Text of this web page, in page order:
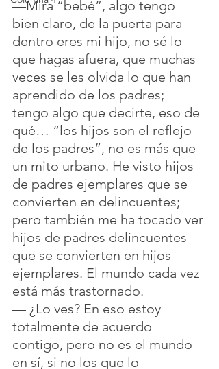
—Mira “bebé”, algo tengo
bien claro, de la puerta para
dentro eres mi hijo, no sé lo
que hagas afuera, que muchas
veces se les olvida lo que han
aprendido de los padres;
tengo algo que decirte, eso de
qué… “los hijos son el reflejo
de los padres”, no es más que
un mito urbano. He visto hijos
de padres ejemplares que se
convierten en delincuentes;
pero también me ha tocado ver
hijos de padres delincuentes
que se convierten en hijos
ejemplares. El mundo cada vez
está más trastornado.
— ¿Lo ves? En eso estoy
totalmente de acuerdo
contigo, pero no es el mundo
en sí, si no los que lo